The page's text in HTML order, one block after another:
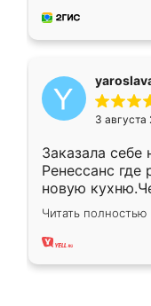
мебель за
3 августа
Заказала
Ренессанс где
новую
вполне
два года,
Читать полностью